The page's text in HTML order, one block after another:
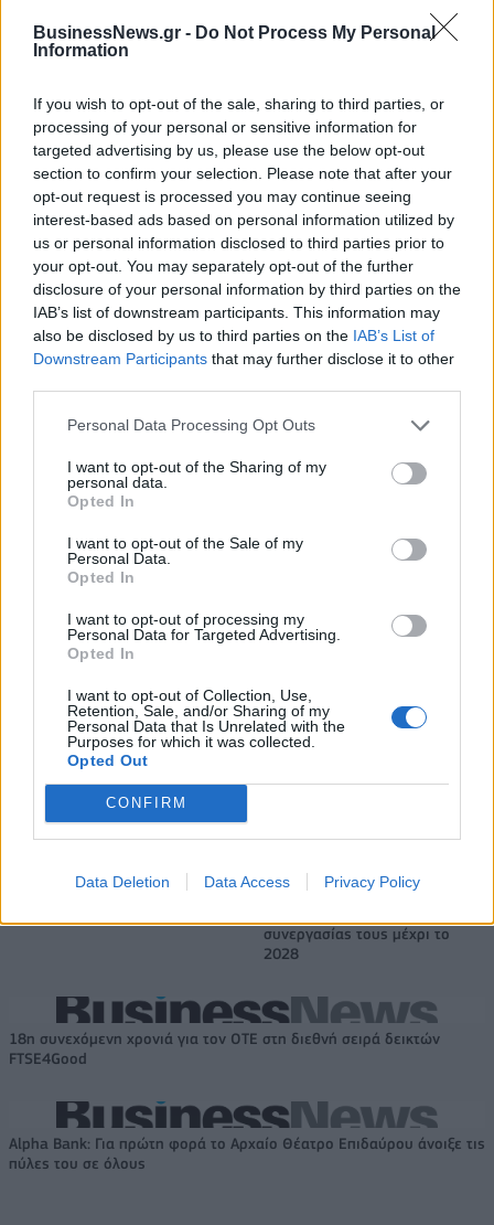
BusinessNews.gr - Do Not Process My Personal
Information
If you wish to opt-out of the sale, sharing to third parties, or
processing of your personal or sensitive information for
targeted advertising by us, please use the below opt-out
section to confirm your selection. Please note that after your
opt-out request is processed you may continue seeing
interest-based ads based on personal information utilized by
us or personal information disclosed to third parties prior to
your opt-out. You may separately opt-out of the further
disclosure of your personal information by third parties on the
IAB’s list of downstream participants. This information may
also be disclosed by us to third parties on the IAB’s List of
Downstream Participants that may further disclose it to other
Personal Data Processing Opt Outs
I want to opt-out of the Sharing of my
personal data.
Opted In
I want to opt-out of the Sale of my
Personal Data.
Opted In
I want to opt-out of processing my
Personal Data for Targeted Advertising.
Opted In
I want to opt-out of Collection, Use,
Retention, Sale, and/or Sharing of my
Personal Data that Is Unrelated with the
Purposes for which it was collected.
Opted Out
CONFIRM
Data Deletion Data Access Privacy Policy
Πρόεδρος ο Γαληνός Γιαγλής
Η Toyota φέρνει νέα γενιά
μπαταριών για τα υβριδικά της
Σε κινεζική… πολιορκία η
ευρωπαϊκή
αυτοκινητοβιομηχανία
Νέο Audi A2 e-tron με στόχο την κορυφή της αποδοτικότητας
νίκη της Ελλάδας στην
ρίχνουν μια πέτρα, τους
Χρηματοδότηση 8 εκατ. ευρώ
σε 843 μέσα ενημέρωσης-
πρόγραμμα ενίσχυσης του
Metlen: Ρεκόρ EBITDA στο α'
Η Chery επενδύει 75 εκατ. δολάρια στην KG Mobility
Το FIAT 500 Hybrid τώρα από
Ατρόμητος και Novibet
συνεργασίας τους μέχρι το
2028
18η συνεχόμενη χρονιά για τον ΟΤΕ στη διεθνή σειρά δεικτών
FTSE4Good
Alpha Bank: Για πρώτη φορά το Αρχαίο Θέατρο Επιδαύρου άνοιξε τις
πύλες του σε όλους